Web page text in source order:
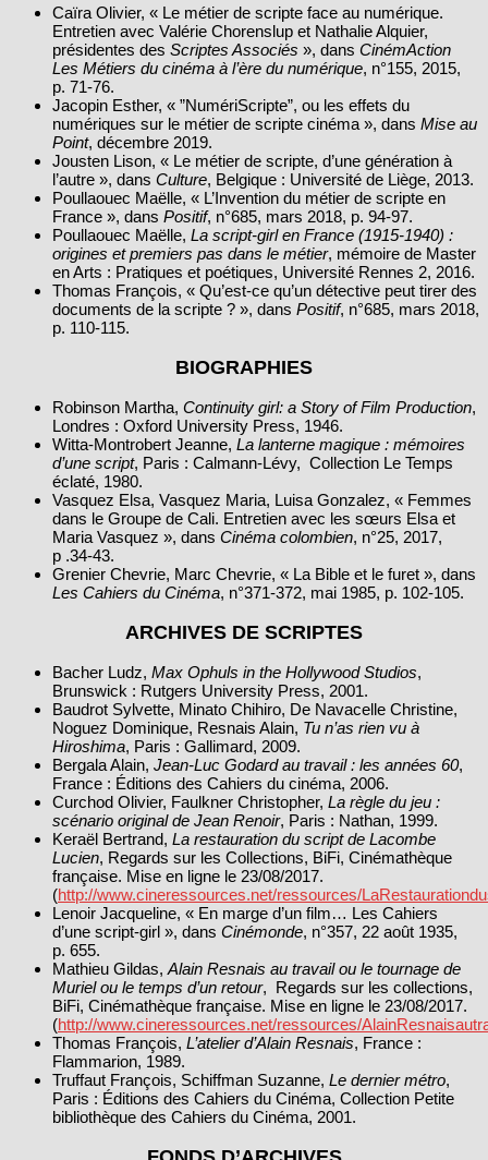
Caïra Olivier, « Le métier de scripte face au numérique.
Entretien avec Valérie Chorenslup et Nathalie Alquier,
présidentes des Scriptes Associés », dans CinémAction
Les Métiers du cinéma à l’ère du numérique, n°155, 2015,
p. 71‑76.
Jacopin Esther, « ”NumériScripte”, ou les effets du
numériques sur le métier de scripte cinéma », dans Mise au
Point, décembre 2019.
Jousten Lison, « Le métier de scripte, d’une génération à
l’autre », dans Culture, Belgique : Université de Liège, 2013.
Poullaouec Maëlle, « L’Invention du métier de scripte en
France », dans Positif, n°685, mars 2018, p. 94‑97.
Poullaouec Maëlle, La script-girl en France (1915-1940) :
origines et premiers pas dans le métier, mémoire de Master
en Arts : Pratiques et poétiques, Université Rennes 2, 2016.
Thomas François, « Qu’est‑ce qu’un détective peut tirer des
documents de la scripte ? », dans Positif, n°685, mars 2018,
p. 110‑115.
BIOGRAPHIES
Robinson Martha, Continuity girl: a Story of Film Production,
Londres : Oxford University Press, 1946.
Witta‑Montrobert Jeanne, La lanterne magique : mémoires
d’une script, Paris : Calmann‑Lévy, Collection Le Temps
éclaté, 1980.
Vasquez Elsa, Vasquez Maria, Luisa Gonzalez, « Femmes
dans le Groupe de Cali. Entretien avec les sœurs Elsa et
Maria Vasquez », dans Cinéma colombien, n°25, 2017,
p .34‑43.
Grenier Chevrie, Marc Chevrie, « La Bible et le furet », dans
Les Cahiers du Cinéma, n°371‑372, mai 1985, p. 102‑105.
ARCHIVES DE SCRIPTES
Bacher Ludz, Max Ophuls in the Hollywood Studios,
Brunswick : Rutgers University Press, 2001.
Baudrot Sylvette, Minato Chihiro, De Navacelle Christine,
Noguez Dominique, Resnais Alain, Tu n’as rien vu à
Hiroshima, Paris : Gallimard, 2009.
Bergala Alain, Jean‑Luc Godard au travail : les années 60,
France : Éditions des Cahiers du cinéma, 2006.
Curchod Olivier, Faulkner Christopher, La règle du jeu :
scénario original de Jean Renoir, Paris : Nathan, 1999.
Keraël Bertrand, La restauration du script de Lacombe
Lucien, Regards sur les Collections, BiFi, Cinémathèque
française. Mise en ligne le 23/08/2017.
(http://www.cineressources.net/ressources/
Lenoir Jacqueline, « En marge d’un film… Les Cahiers
d’une script‑girl », dans Cinémonde, n°357, 22 août 1935,
p. 655.
Mathieu Gildas, Alain Resnais au travail ou le tournage de
Muriel ou le temps d’un retour, Regards sur les collections,
BiFi, Cinémathèque française. Mise en ligne le 23/08/2017.
(http://www.cineressources.net/ressources/
Thomas François, L’atelier d’Alain Resnais, France :
Flammarion, 1989.
Truffaut François, Schiffman Suzanne, Le dernier métro,
Paris : Éditions des Cahiers du Cinéma, Collection Petite
bibliothèque des Cahiers du Cinéma, 2001.